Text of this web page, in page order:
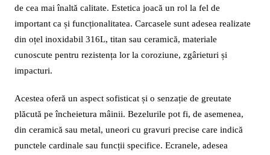
de cea mai înaltă calitate. Estetica joacă un rol la fel de
important ca și funcționalitatea. Carcasele sunt adesea realizate
din oțel inoxidabil 316L, titan sau ceramică, materiale
cunoscute pentru rezistența lor la coroziune, zgârieturi și
impacturi.
Acestea oferă un aspect sofisticat și o senzație de greutate
plăcută pe încheietura mâinii. Bezelurile pot fi, de asemenea,
din ceramică sau metal, uneori cu gravuri precise care indică
punctele cardinale sau funcții specifice. Ecranele, adesea